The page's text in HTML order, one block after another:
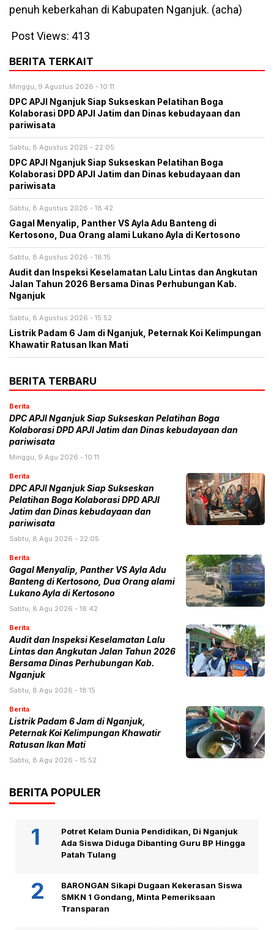
penuh keberkahan di Kabupaten Nganjuk. (acha)
Post Views: 413
BERITA TERKAIT
Minggu, 9 Agustus 2026 - 10:11
DPC APJI Nganjuk Siap Sukseskan Pelatihan Boga
Kolaborasi DPD APJI Jatim dan Dinas kebudayaan dan
pariwisata
Sabtu, 8 Agustus 2026 - 22:05
DPC APJI Nganjuk Siap Sukseskan Pelatihan Boga
Kolaborasi DPD APJI Jatim dan Dinas kebudayaan dan
pariwisata
Sabtu, 8 Agustus 2026 - 18:42
Gagal Menyalip, Panther VS Ayla Adu Banteng di
Kertosono, Dua Orang alami Lukano Ayla di Kertosono
Sabtu, 8 Agustus 2026 - 18:15
Audit dan Inspeksi Keselamatan Lalu Lintas dan Angkutan
Jalan Tahun 2026 Bersama Dinas Perhubungan Kab.
Nganjuk
Sabtu, 8 Agustus 2026 - 15:52
Listrik Padam 6 Jam di Nganjuk, Peternak Koi Kelimpungan
Khawatir Ratusan Ikan Mati
BERITA TERBARU
Berita
DPC APJI Nganjuk Siap Sukseskan Pelatihan Boga
Kolaborasi DPD APJI Jatim dan Dinas kebudayaan dan
pariwisata
Minggu, 9 Agu 2026 - 10:11
Berita
DPC APJI Nganjuk Siap Sukseskan
Pelatihan Boga Kolaborasi DPD APJI
Jatim dan Dinas kebudayaan dan
pariwisata
Sabtu, 8 Agu 2026 - 22:05
Berita
Gagal Menyalip, Panther VS Ayla Adu
Banteng di Kertosono, Dua Orang alami
Lukano Ayla di Kertosono
Sabtu, 8 Agu 2026 - 18:42
Berita
Audit dan Inspeksi Keselamatan Lalu
Lintas dan Angkutan Jalan Tahun 2026
Bersama Dinas Perhubungan Kab.
Nganjuk
Sabtu, 8 Agu 2026 - 18:15
Berita
Listrik Padam 6 Jam di Nganjuk,
Peternak Koi Kelimpungan Khawatir
Ratusan Ikan Mati
Sabtu, 8 Agu 2026 - 15:52
BERITA POPULER
Potret Kelam Dunia Pendidikan, Di Nganjuk
Ada Siswa Diduga Dibanting Guru BP Hingga
Patah Tulang
BARONGAN Sikapi Dugaan Kekerasan Siswa
SMKN 1 Gondang, Minta Pemeriksaan
Transparan